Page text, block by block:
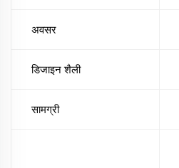
अवसर
डिजाइन शैली
सामग्री